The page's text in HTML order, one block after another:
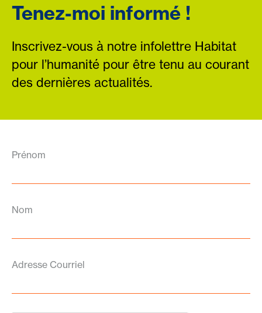
Tenez-moi informé !
Inscrivez-vous à notre infolettre Habitat
pour l’humanité pour être tenu au courant
des dernières actualités.
Prénom
Nom
Adresse Courriel